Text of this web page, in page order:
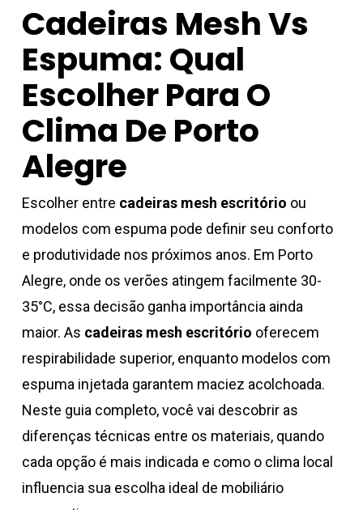
Cadeiras Mesh Vs
Espuma: Qual
Escolher Para O
Clima De Porto
Alegre
Escolher entre cadeiras mesh escritório ou
modelos com espuma pode definir seu conforto
e produtividade nos próximos anos. Em Porto
Alegre, onde os verões atingem facilmente 30-
35°C, essa decisão ganha importância ainda
maior. As cadeiras mesh escritório oferecem
respirabilidade superior, enquanto modelos com
espuma injetada garantem maciez acolchoada.
Neste guia completo, você vai descobrir as
diferenças técnicas entre os materiais, quando
cada opção é mais indicada e como o clima local
influencia sua escolha ideal de mobiliário